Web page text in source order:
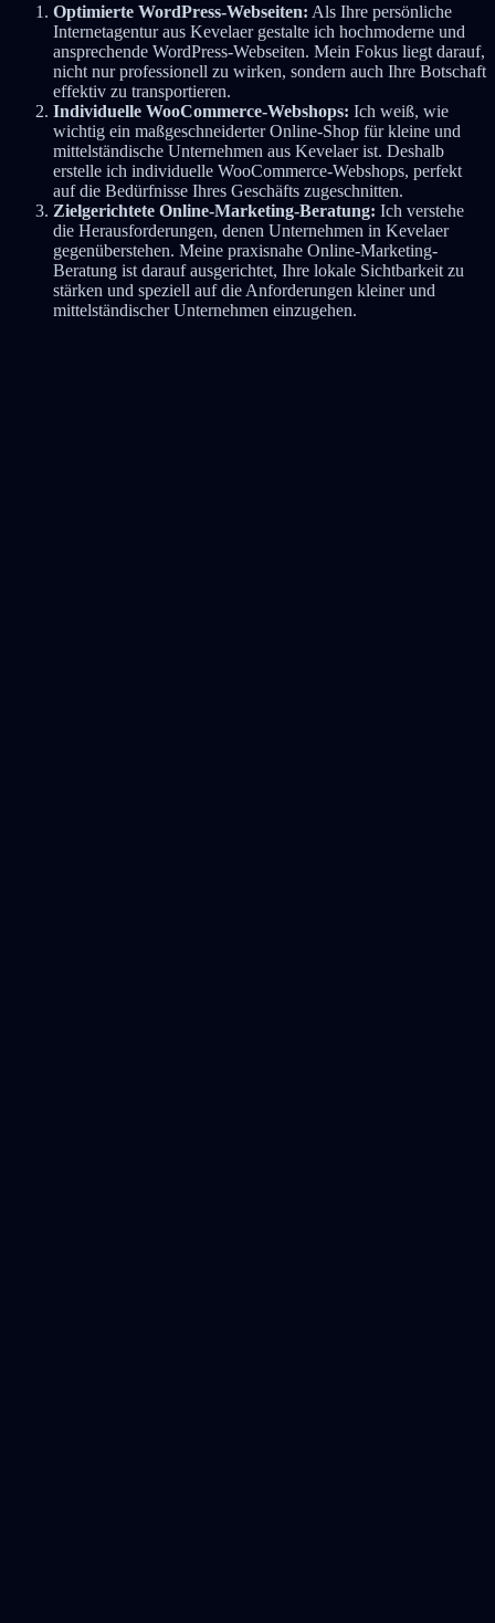
Optimierte WordPress-Webseiten: Als Ihre persönliche
Internetagentur aus Kevelaer gestalte ich hochmoderne und
ansprechende WordPress-Webseiten. Mein Fokus liegt darauf,
nicht nur professionell zu wirken, sondern auch Ihre Botschaft
effektiv zu transportieren.
Individuelle WooCommerce-Webshops: Ich weiß, wie
wichtig ein maßgeschneiderter Online-Shop für kleine und
mittelständische Unternehmen aus Kevelaer ist. Deshalb
erstelle ich individuelle WooCommerce-Webshops, perfekt
auf die Bedürfnisse Ihres Geschäfts zugeschnitten.
Zielgerichtete Online-Marketing-Beratung: Ich verstehe
die Herausforderungen, denen Unternehmen in Kevelaer
gegenüberstehen. Meine praxisnahe Online-Marketing-
Beratung ist darauf ausgerichtet, Ihre lokale Sichtbarkeit zu
stärken und speziell auf die Anforderungen kleiner und
mittelständischer Unternehmen einzugehen.